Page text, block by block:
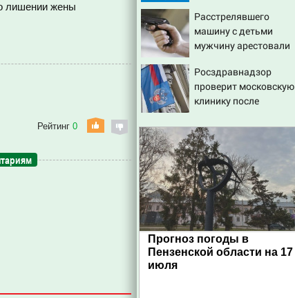
лишении жены
Рейтинг 0
читателей
Расстрелявшего
машину с детьми
мужчину арестовали
Росздравнадзор
проверит московскую
клинику после
пациентки
Прогноз погоды в
Пензенской области на 17
июля